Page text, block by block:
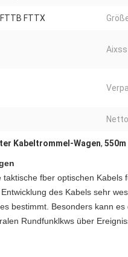
FTTX
Kabeltrommel-Wagen,
fber optischen
des Kabels sehr
bestimmt. Besonders kann
Rundfunklkws über